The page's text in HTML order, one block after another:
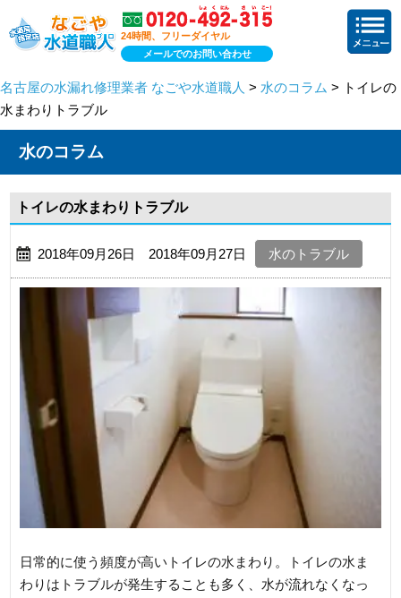
24時間、フリーダイヤル
メールでのお問い合わせ
名古屋の水漏れ修理業者 なごや水道職人 > 水のコラム > トイレの
水まわりトラブル
水のコラム
トイレの水まわりトラブル
2018年09月26日 2018年09月27日 水のトラブル
日常的に使う頻度が高いトイレの水まわり。トイレの水ま
わりはトラブルが発生することも多く、水が流れなくなっ